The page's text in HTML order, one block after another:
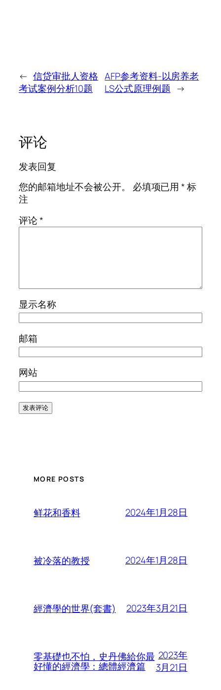
← 信贷审批人资格
考试案例分析10题
AFP参考资料-以房养老
LS公式原理例题 →
评论
发表回复
您的邮箱地址不会被公开。
必填项已用*标
注
评论*
显示名称
邮箱
网站
MORE POSTS
鲜花和香料 2024年1月28日
被冷落的教授 2024年1月28日
經濟學的世界(套書) 2023年3月21日
零基礎也不怕，史丹佛給你最
好懂的經濟學：總體經濟篇
2023年
3月21日